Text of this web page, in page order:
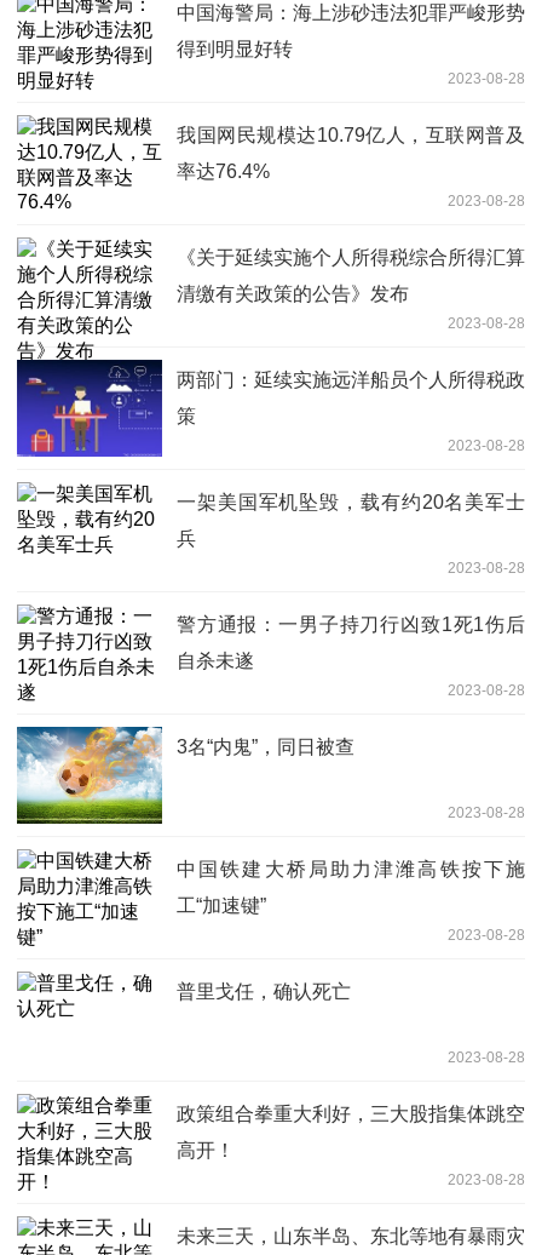
中国海警局：海上涉砂违法犯罪严峻形势
得到明显好转
2023-08-28
我国网民规模达10.79亿人，互联网普及
率达76.4%
2023-08-28
《关于延续实施个人所得税综合所得汇算
清缴有关政策的公告》发布
2023-08-28
两部门：延续实施远洋船员个人所得税政
策
2023-08-28
一架美国军机坠毁，载有约20名美军士
兵
2023-08-28
警方通报：一男子持刀行凶致1死1伤后
自杀未遂
2023-08-28
3名“内鬼”，同日被查
2023-08-28
中国铁建大桥局助力津潍高铁按下施
工“加速键”
2023-08-28
普里戈任，确认死亡
2023-08-28
政策组合拳重大利好，三大股指集体跳空
高开！
2023-08-28
未来三天，山东半岛、东北等地有暴雨灾